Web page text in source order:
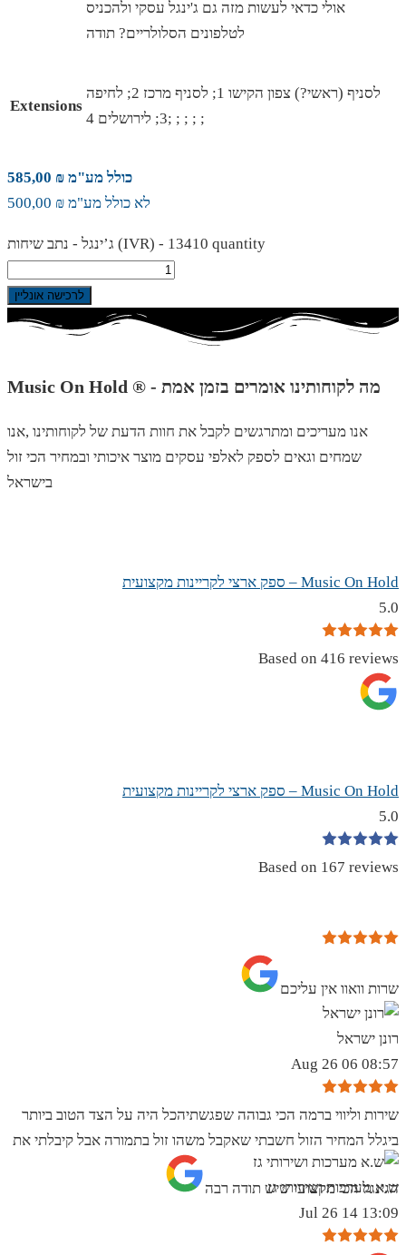
אולי כדאי לעשות מזה גם ג'ינגל עסקי ולהכניס
לטלפונים הסלולריים? תודה
Extensions
לסניף (ראשי?) צפון הקישו 1; לסניף מרכז 2; לחיפה
3; לירושלים 4; ; ; ; ;
כולל מע"מ ₪ 585,00
לא כולל מע"מ ₪ 500,00
ג’ינגל - נתב שיחות (IVR) - 13410 quantity
לרכישה אונליין
Music On Hold ® - מה לקוחותינו אומרים בזמן אמת
אנו מעריכים ומתרגשים לקבל את חוות הדעת של לקוחותינו ,אנו
שמחים וגאים לספק לאלפי עסקים מוצר איכותי ובמחיר הכי זול
בישראל
Music On Hold – ספק ארצי לקריינות מקצועית
5.0
Based on 416 reviews
Music On Hold – ספק ארצי לקריינות מקצועית
5.0
Based on 167 reviews
שרות וואוו אין עליכם
רונן ישראל
08:57 06 Aug 26
שירות וליווי ברמה הכי גבוהה שפגשתיהכל היה על הצד הטוב ביותר
ביגלל המחיר הזול חשבתי שאקבל משהו זול בתמורה אבל קיבלתי את
הגינגל הכי מקצועי שיש תודה רבה
ש.א מערכות ושירותי גז
13:09 14 Jul 26